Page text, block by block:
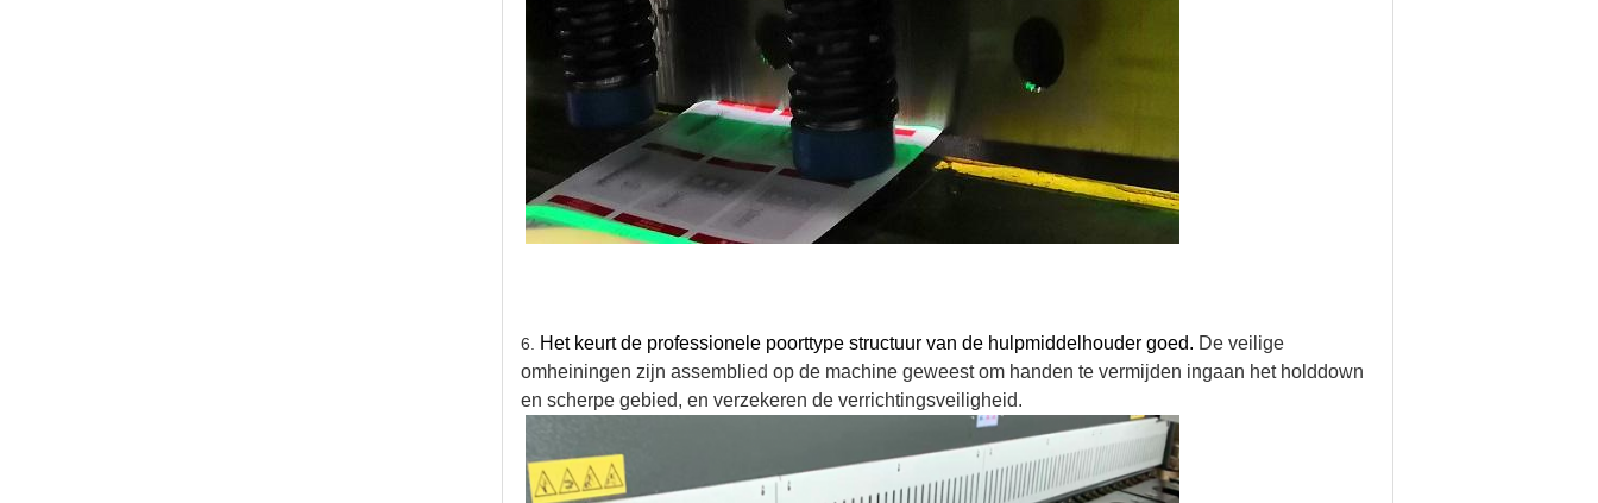
6. Het keurt de professionele poorttype structuur van de hulpmiddelhouder goed. De veilige
omheiningen zijn assemblied op de machine geweest om handen te vermijden ingaan het holddown
en scherpe gebied, en verzekeren de verrichtingsveiligheid.